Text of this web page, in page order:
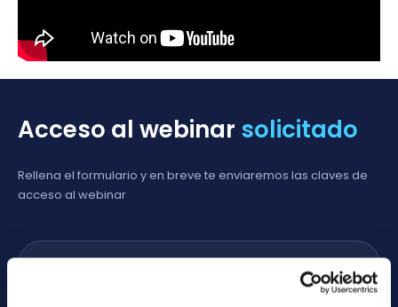
Acceso al webinar solicitado
Rellena el formulario y en breve te enviaremos las claves de
acceso al webinar
Nombre